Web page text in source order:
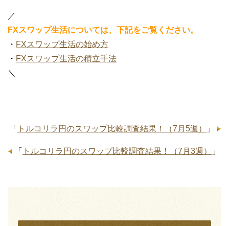
／
FXスワップ生活については、下記をご覧ください。
・ FXスワップ生活の始め方
・ FXスワップ生活の積立手法
＼
「 トルコリラ円のスワップ比較調査結果！（7月5週） 」
「 トルコリラ円のスワップ比較調査結果！（7月3週） 」